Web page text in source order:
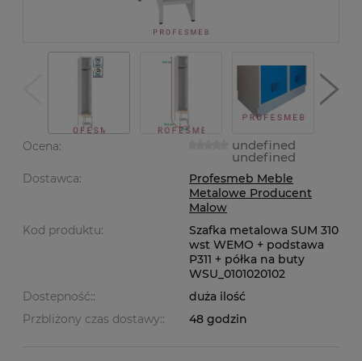
Ocena: undefined
undefined
Dostawca:
Profesmeb Meble
Metalowe Producent
Malow
Kod produktu:
Szafka metalowa SUM 310
wst WEMO + podstawa
P311 + półka na buty
WSU_0101020102
Dostepność::
duża ilość
Przbliżony czas dostawy::
48 godzin